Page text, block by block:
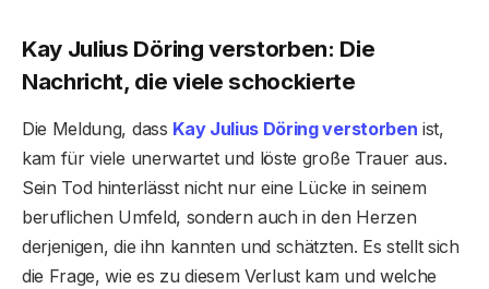
Kay Julius Döring verstorben: Die
Nachricht, die viele schockierte
Die Meldung, dass Kay Julius Döring verstorben ist,
kam für viele unerwartet und löste große Trauer aus.
Sein Tod hinterlässt nicht nur eine Lücke in seinem
beruflichen Umfeld, sondern auch in den Herzen
derjenigen, die ihn kannten und schätzten. Es stellt sich
die Frage, wie es zu diesem Verlust kam und welche